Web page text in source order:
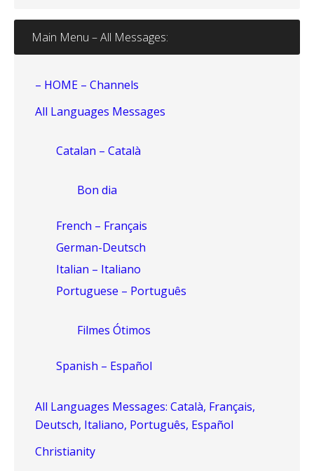
Main Menu – All Messages:
– HOME – Channels
All Languages Messages
Catalan – Català
Bon dia
French – Français
German-Deutsch
Italian – Italiano
Portuguese – Português
Filmes Ótimos
Spanish – Español
All Languages Messages: Català, Français,
Deutsch, Italiano, Português, Español
Christianity